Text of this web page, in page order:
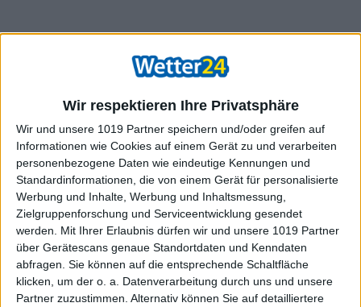
Wir respektieren Ihre Privatsphäre
Wir und unsere 1019 Partner speichern und/oder greifen auf
Informationen wie Cookies auf einem Gerät zu und verarbeiten
personenbezogene Daten wie eindeutige Kennungen und
Standardinformationen, die von einem Gerät für personalisierte
Werbung und Inhalte, Werbung und Inhaltsmessung,
Zielgruppenforschung und Serviceentwicklung gesendet
werden.
Mit Ihrer Erlaubnis dürfen wir und unsere 1019 Partner
über Gerätescans genaue Standortdaten und Kenndaten
abfragen. Sie können auf die entsprechende Schaltfläche
klicken, um der o. a. Datenverarbeitung durch uns und unsere
Partner zuzustimmen. Alternativ können Sie auf detailliertere